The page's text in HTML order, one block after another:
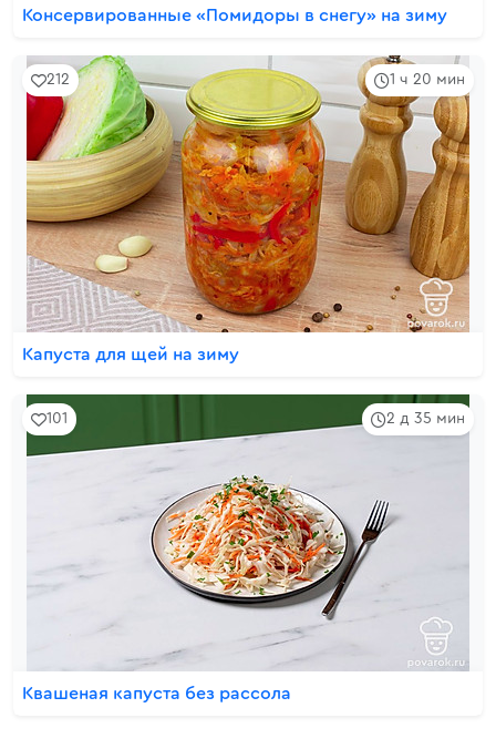
Консервированные «Помидоры в снегу» на зиму
1 ч 20 мин
212
Капуста для щей на зиму
2 д 35 мин
101
Квашеная капуста без рассола